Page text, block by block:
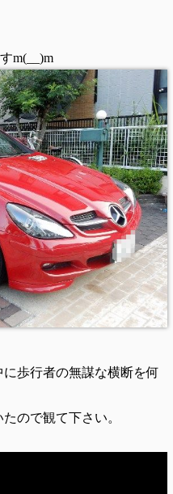
m(__)m
歩行者の無謀な横断を何
ので観て下さい。